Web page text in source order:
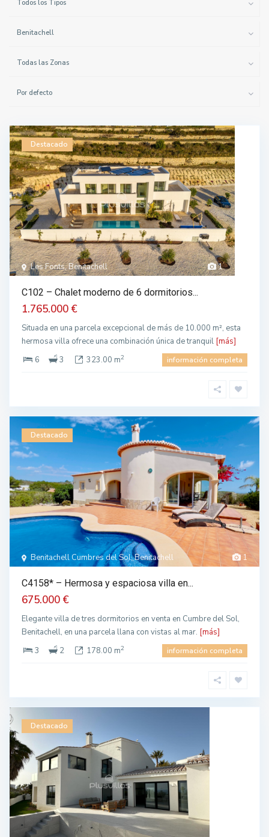
Todos los Tipos
Benitachell
Todas las Zonas
Por defecto
1
Les Fonts, Benitachell
Destacado
C102 – Chalet moderno de 6 dormitorios...
1.765.000 €
Situada en una parcela excepcional de más de 10.000 m², esta
hermosa villa ofrece una combinación única de tranquil [más]
6
3 323.00 m2 información completa
1
Benitachell Cumbres del Sol, Benitachell
Destacado
C4158* – Hermosa y espaciosa villa en...
675.000 €
Elegante villa de tres dormitorios en venta en Cumbre del Sol,
Benitachell, en una parcela llana con vistas al mar. [más]
3
2 178.00 m2 información completa
Destacado